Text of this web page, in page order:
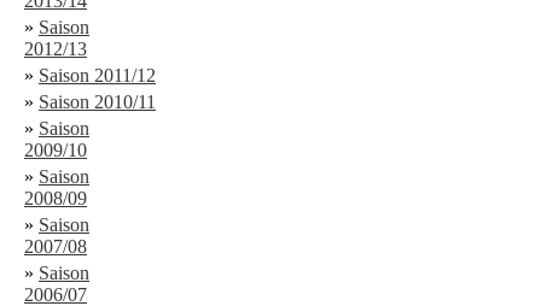
» Saison
2012/13
» Saison 2011/12
» Saison 2010/11
» Saison
2009/10
» Saison
2008/09
» Saison
2007/08
» Saison
2006/07